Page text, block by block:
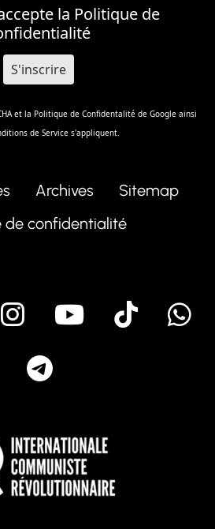
la Politique de
et la Politique de Confidentalité de Google ainsi
de Service s'appliquent.
Archives
Sitemap
de confidentialité
Instagram
Youtube
Tik